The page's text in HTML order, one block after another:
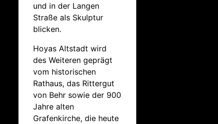
und in der Langen
Straße als Skulptur
blicken.
Hoyas Altstadt wird
des Weiteren geprägt
vom historischen
Rathaus, das Rittergut
von Behr sowie der 900
Jahre alten
Grafenkirche, die heute